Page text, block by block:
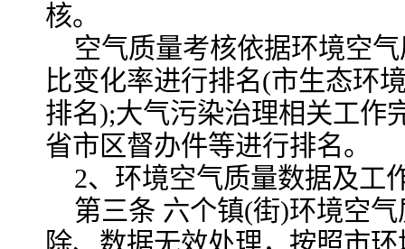
核。
空气质量考核依据环境空
比变化率进行排名(市生态环
排名);大气污染治理相关工作
省市区督办件等进行排名。
2、环境空气质量数据及工
第三条 六个镇(街)环境空